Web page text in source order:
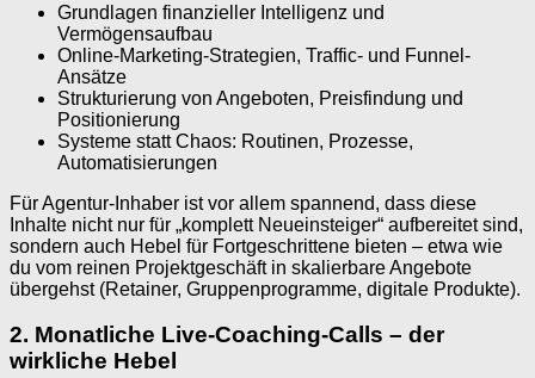
Grundlagen finanzieller Intelligenz und
Vermögensaufbau
Online-Marketing-Strategien, Traffic- und Funnel-
Ansätze
Strukturierung von Angeboten, Preisfindung und
Positionierung
Systeme statt Chaos: Routinen, Prozesse,
Automatisierungen
Für Agentur-Inhaber ist vor allem spannend, dass diese
Inhalte nicht nur für „komplett Neueinsteiger“ aufbereitet sind,
sondern auch Hebel für Fortgeschrittene bieten – etwa wie
du vom reinen Projektgeschäft in skalierbare Angebote
übergehst (Retainer, Gruppenprogramme, digitale Produkte).
2. Monatliche Live-Coaching-Calls – der
wirkliche Hebel